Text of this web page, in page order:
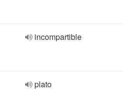
incompartible
plato